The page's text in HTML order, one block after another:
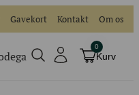
Gavekort Kontakt Om os
0
Kurv